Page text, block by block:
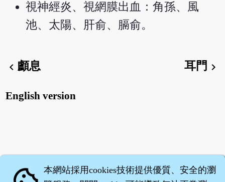
視神經炎、視網膜出血：角孫、風
池、太陽、肝俞、膈俞。
chevron_left顱息 耳門 chevron_right
English version
本網站採用cookies技術提供優質、安全的瀏